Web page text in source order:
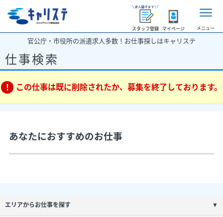
スタッフ登録 マイページ メニュー
官公庁・市役所の派遣求人多数！お仕事探しはキャリステ
仕事検索
この仕事は既に削除されたか、募集を終了しております。
あなたにおすすめのお仕事
エリアからお仕事を探す ▼